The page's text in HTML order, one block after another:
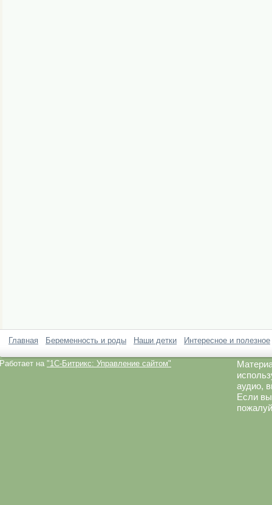
Главная Беременность и роды Наши детки Интересное и полезное
Работает на "1C-Битрикс: Управление сайтом"
аудио,
Если вы